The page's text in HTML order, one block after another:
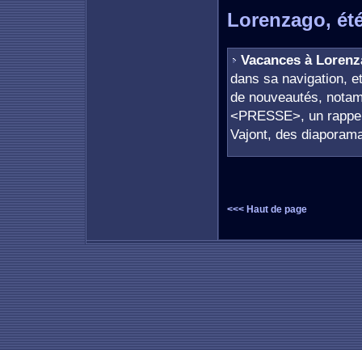
Lorenzago,
Vacances à
dans sa navigation,
de nouveautés,
<PRESSE>, un
Vajont, des
<<< Haut de page